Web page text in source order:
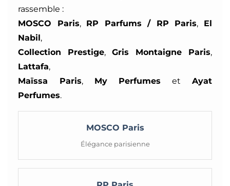
rassemble :
MOSCO Paris, RP Parfums / RP Paris, El
Nabil,
Collection Prestige, Gris Montaigne Paris,
Lattafa,
Maïssa Paris, My Perfumes etAyat
Perfumes.
MOSCO Paris
Élégance parisienne